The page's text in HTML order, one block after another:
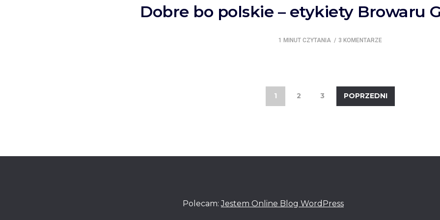
Dobre bo polskie – etykiety Browaru
1 MINUT CZYTANIA 3 KOMENTARZE
1 2 3 POPRZEDNI
Polecam:Jestem Online Blog WordPress